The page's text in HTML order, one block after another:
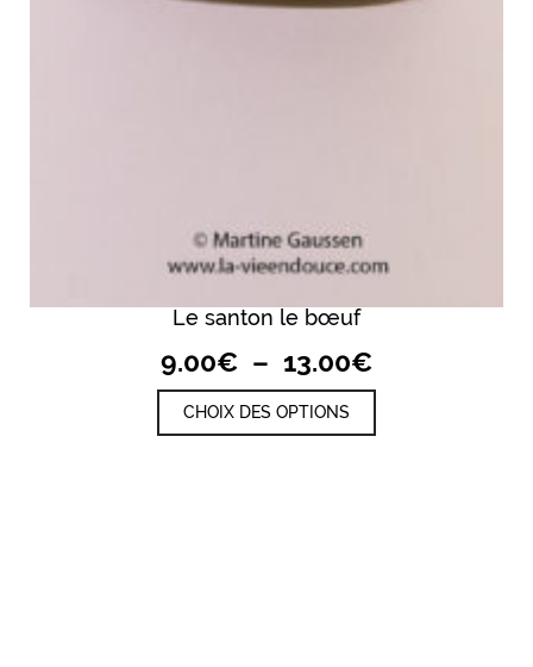
Le santon le bœuf
9.00€ – 13.00€Plage
de
CHOIX DES OPTIONS
Ce
a